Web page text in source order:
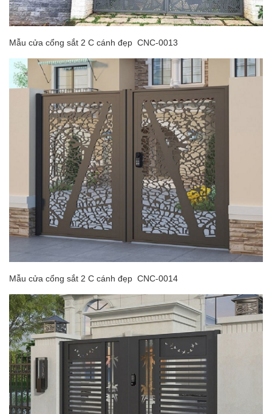
Mẫu cửa cổng sắt 2 C cánh đẹp CNC-0013
Mẫu cửa cổng sắt 2 C cánh đẹp CNC-0014